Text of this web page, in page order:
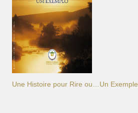
Une Histoire pour Rire ou…Un Exemple